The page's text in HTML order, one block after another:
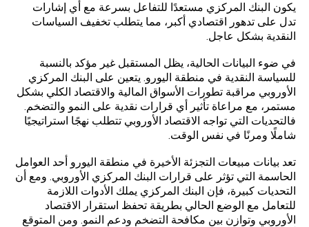
يكون البنك المركزي مستعدًا للتفاعل بسرعة مع أي إشارات
تدل على تدهور اقتصادي أكبر، مما يتطلب تخفيف السياسات
النقدية بشكل عاجل.
في ضوء البيانات الحالية، يظل المستقبل غير مؤكد بالنسبة
للسياسة النقدية في منطقة اليورو. يتعين على البنك المركزي
الأوروبي مراقبة تطورات الأسواق المالية والاقتصاد الكلي بشكل
مستمر، مع مراعاة تأثير أي قرارات نقدية على النمو والتضخم.
فالتحديات التي تواجه الاقتصاد الأوروبي تتطلب نهجًا استراتيجيًا
شاملًا ومرنًا في نفس الوقت.
تعد بيانات مبيعات التجزئة الأخيرة في منطقة اليورو أحد العوامل
الحاسمة التي تؤثر على قرارات البنك المركزي الأوروبي. ومع أن
التحديات كبيرة، فإن البنك المركزي يملك الأدوات اللازمة
للتعامل مع الوضع الحالي بطريقة تحفظ استقرار الاقتصاد
الأوروبي وتوازن بين مكافحة التضخم ودعم النمو. ومن المتوقع